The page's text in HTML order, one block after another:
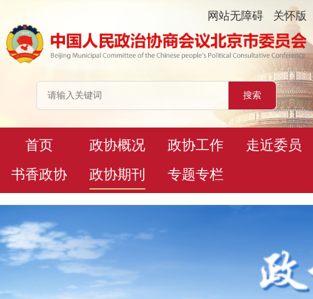
网站无障碍 关怀版
首页 政协概况 政协工作
走近委员
书香政协
政协期刊 专题专栏